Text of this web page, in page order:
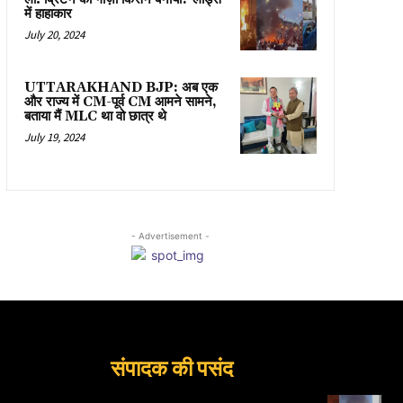
में हाहाकार
July 20, 2024
UTTARAKHAND BJP: अब एक
और राज्य में CM-पूर्व CM आमने सामने,
बताया मैं MLC था वो छात्र थे
July 19, 2024
- Advertisement -
संपादक की पसंद